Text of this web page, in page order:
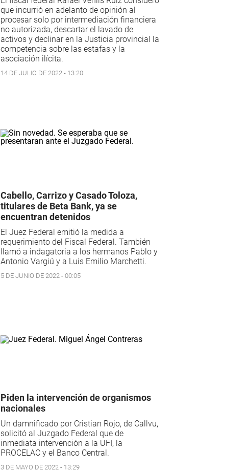
que incurrió en adelanto de opinión al
procesar solo por intermediación financiera
no autorizada, descartar el lavado de
activos y declinar en la Justicia provincial la
competencia sobre las estafas y la
asociación ilícita.
14 DE JULIO DE 2022 - 13:20
Cabello, Carrizo y Casado Toloza,
titulares de Beta Bank, ya se
encuentran detenidos
El Juez Federal emitió la medida a
requerimiento del Fiscal Federal. También
llamó a indagatoria a los hermanos Pablo y
Antonio Vargiú y a Luis Emilio Marchetti.
5 DE JUNIO DE 2022 - 00:05
Piden la intervención de organismos
nacionales
Un damnificado por Cristian Rojo, de Callvu,
solicitó al Juzgado Federal que de
inmediata intervención a la UFI, la
PROCELAC y el Banco Central.
3 DE MAYO DE 2022 - 13:29